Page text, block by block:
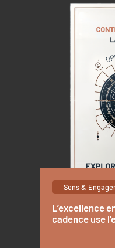
Sens &
L’excellence
cadence use